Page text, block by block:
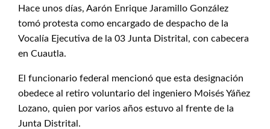
Hace unos días, Aarón Enrique Jaramillo González
tomó protesta como encargado de despacho de la
Vocalía Ejecutiva de la 03 Junta Distrital, con cabecera
en Cuautla.
El funcionario federal mencionó que esta designación
obedece al retiro voluntario del ingeniero Moisés Yáñez
Lozano, quien por varios años estuvo al frente de la
Junta Distrital.